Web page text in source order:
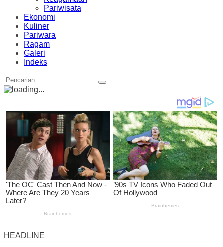
Pariwisata
Ekonomi
Kuliner
Pariwara
Ragam
Galeri
Indeks
HEADLINE